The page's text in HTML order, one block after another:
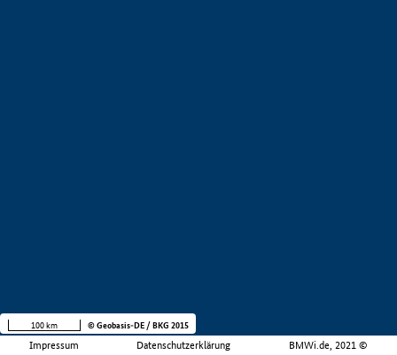
Impressum Datenschutzerklärung BMWi.de, 2021 ©
100 km © Geobasis-DE / BKG 2015